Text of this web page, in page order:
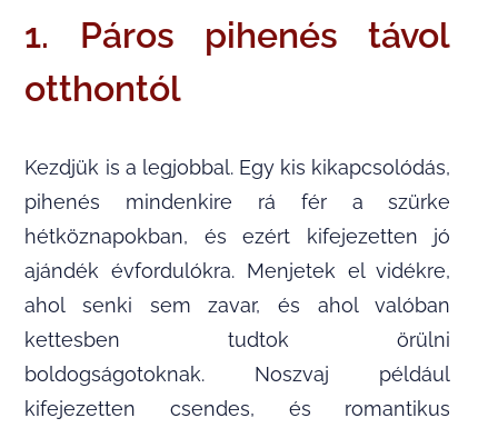
1. Páros pihenés távol
otthontól
Kezdjük is a legjobbal. Egy kis kikapcsolódás,
pihenés mindenkire rá fér a szürke
hétköznapokban, és ezért kifejezetten jó
ajándék évfordulókra. Menjetek el vidékre,
ahol senki sem zavar, és ahol valóban
kettesben tudtok örülni
boldogságotoknak. Noszvaj például
kifejezetten csendes, és romantikus